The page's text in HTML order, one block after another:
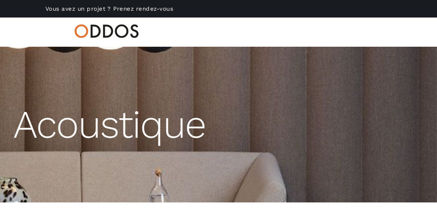
Vous avez un projet ? Prenez rendez-vous
Réalisations
Produits
Acoustique